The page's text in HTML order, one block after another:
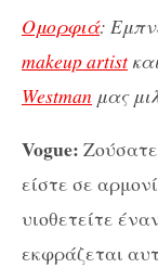
Ομορφιά:
makeup artist
Westman μας
Vogue:
είστε σε
υιοθετείτε
εκφράζεται